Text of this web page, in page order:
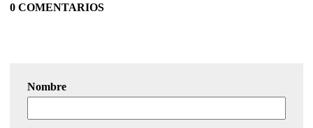
0 COMENTARIOS
Nombre